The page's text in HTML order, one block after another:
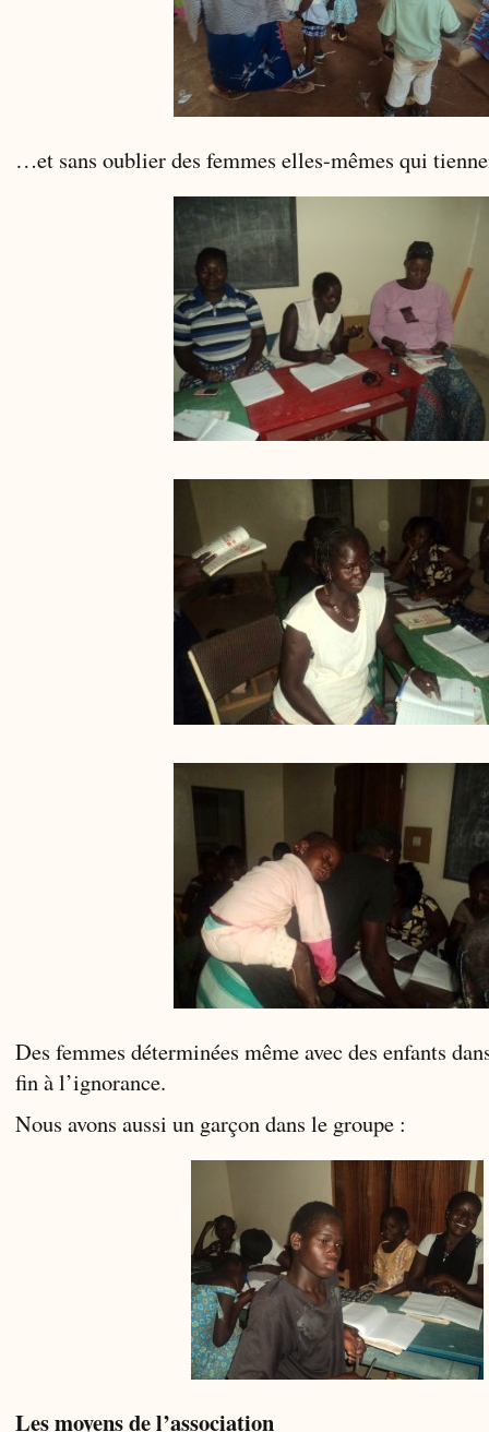
…et sans oublier des femmes elles-mêmes qui
Des femmes déterminées même avec des enfants
fin à l’ignorance.
Nous avons aussi un garçon dans le groupe :
Les moyens de l’association